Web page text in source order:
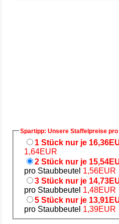
Spartipp: Unsere Staffelpreise
1 Stück nur je
1,64EUR
2 Stück nur je
pro Staubbeutel 1,56EUR
3 Stück nur je
pro Staubbeutel 1,48EUR
5 Stück nur je
pro Staubbeutel 1,39EUR